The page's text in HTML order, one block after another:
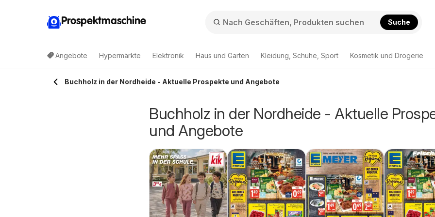
Prospektmaschine Suche
Angebote Hypermärkte Elektronik Haus und Garten Kleidung, Schuhe, Sport Kosmetik und Drogerie
Buchholz in der Nordheide - Aktuelle Prospekte und Angebote
Buchholz in der Nordheide - Aktuelle
und Angebote